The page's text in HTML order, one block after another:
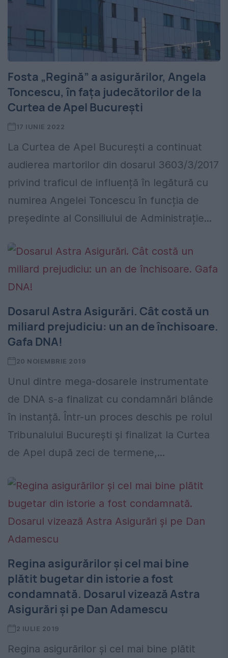
Fosta „Regină” a asigurărilor, Angela
Toncescu, în fața judecătorilor de la
Curtea de Apel București
17 IUNIE 2022
La Curtea de Apel București a continuat
audierea martorilor din dosarul 3603/3/2017
privind traficul de influență în legătură cu
numirea Angelei Toncescu în funcția de
președinte al Consiliului de Administrație...
Dosarul Astra Asigurări. Cât costă un
miliard prejudiciu: un an de închisoare.
Gafa DNA!
20 NOIEMBRIE 2019
Unul dintre mega-dosarele instrumentate
de DNA s-a finalizat cu condamnări blânde
în instanță. Într-un proces deschis pe rolul
Tribunalului București și finalizat la Curtea
de Apel după zeci de termene,...
Regina asigurărilor și cel mai bine
plătit bugetar din istorie a fost
condamnată. Dosarul vizează Astra
Asigurări și pe Dan Adamescu
2 IULIE 2019
Regina asigurărilor și cel mai bine plătit